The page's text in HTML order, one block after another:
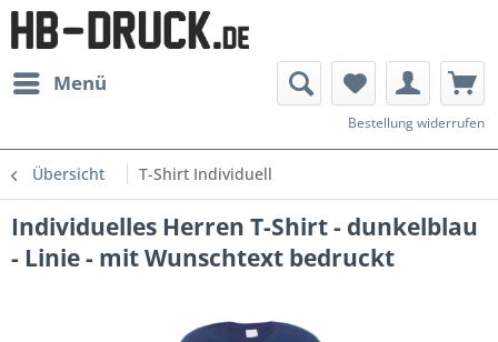
Menü
Bestellung widerrufen
Übersicht T-Shirt Individuell
Individuelles Herren T-Shirt - dunkelblau
- Linie - mit Wunschtext bedruckt